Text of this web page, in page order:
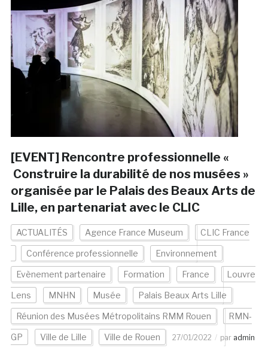
[EVENT] Rencontre professionnelle «
Construire la durabilité de nos musées »
organisée par le Palais des Beaux Arts de
Lille, en partenariat avec le CLIC
ACTUALITÉS Agence France Museum CLIC France
Conférence professionnelle Environnement
Evènement partenaire Formation France Louvre
Lens MNHN Musée Palais Beaux Arts Lille
Réunion des Musées Métropolitains RMM Rouen RMN-
GP Ville de Lille Ville de Rouen 27/01/2022 par admin